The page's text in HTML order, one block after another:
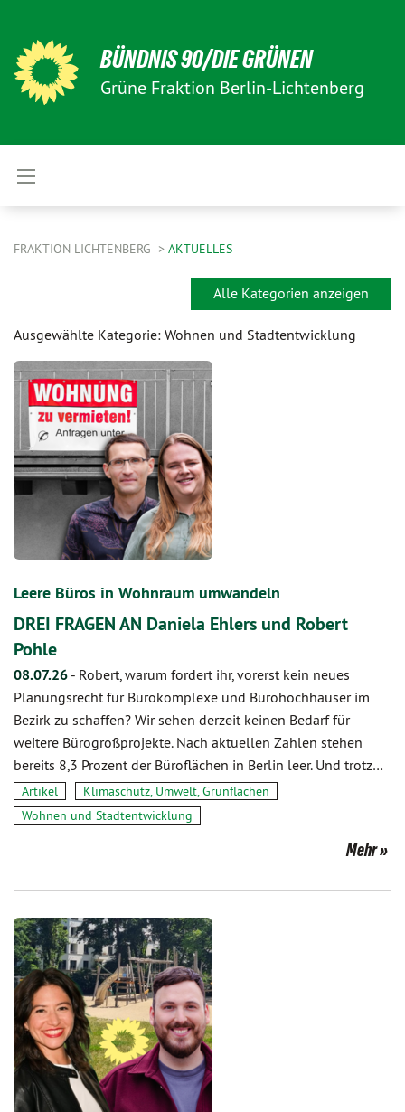
BÜNDNIS 90/DIE GRÜNEN
Grüne Fraktion Berlin-Lichtenberg
FRAKTION LICHTENBERG AKTUELLES
Alle Kategorien anzeigen
Ausgewählte Kategorie: Wohnen und Stadtentwicklung
Leere Büros in Wohnraum umwandeln
DREI FRAGEN AN Daniela Ehlers und Robert
Pohle
08.07.26 - Robert, warum fordert ihr, vorerst kein neues
Planungsrecht für Bürokomplexe und Bürohochhäuser im
Bezirk zu schaffen? Wir sehen derzeit keinen Bedarf für
weitere Bürogroßprojekte. Nach aktuellen Zahlen stehen
bereits 8,3 Prozent der Büroflächen in Berlin leer. Und trotz…
Artikel
Klimaschutz, Umwelt, Grünflächen
Wohnen und Stadtentwicklung
Mehr